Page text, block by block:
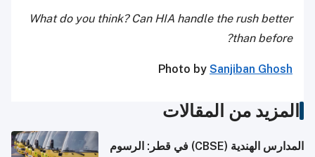
What do you think? Can HIA handle the rush better
than before?
Photo by Sanjiban Ghosh
المزيد من المقالات
المدارس الهندية (CBSE) في قطر: الرسوم